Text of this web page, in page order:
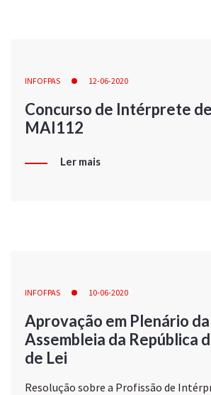
INFOFPAS 12-06-2020
Concurso de Intérprete
MAI112
Ler mais
INFOFPAS 10-06-2020
Aprovação em Plenário da
Assembleia da República
de Lei
Resolução sobre a Profissão de